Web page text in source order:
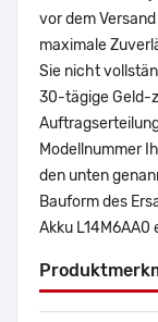
vor dem
maximale
Sie nicht
30-tägige Geld-
Modellnummer
den unten
Bauform des
Akku